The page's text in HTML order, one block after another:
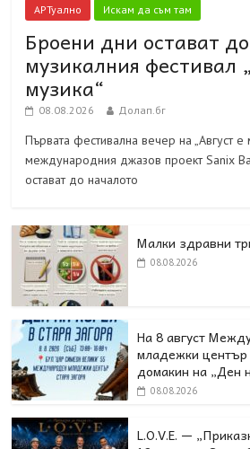
АРТуално Искам да съм там
Броени дни остават
музикалния фестивал
музика“
08.08.2026 Долап.бг
Първата фестивална вечер на „Август
международния джазов проект Sanix
остават до началото
Малки здравни
08.08.2026
На 8 август
младежки център
домакин на „Ден
08.08.2026
L.O.V.E. —